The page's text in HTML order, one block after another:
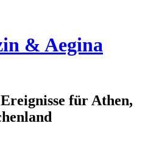
& Aegina
für Athen,